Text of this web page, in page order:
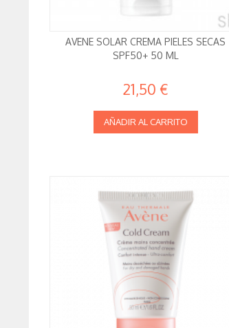
AVENE SOLAR CREMA PIELES SECAS
SPF50+ 50 ML
21,50 €
AÑADIR AL CARRITO